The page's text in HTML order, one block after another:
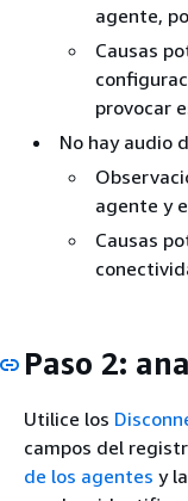
agente,
Causas
provocar
No hay audio
agente y
Causas
Paso 2:
Utilice los
campos del
de los agentes y la